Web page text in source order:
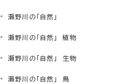
瀬野川の「自然」
瀬野川の「自然」 植物
瀬野川の「自然」 生物
瀬野川の「自然」 鳥